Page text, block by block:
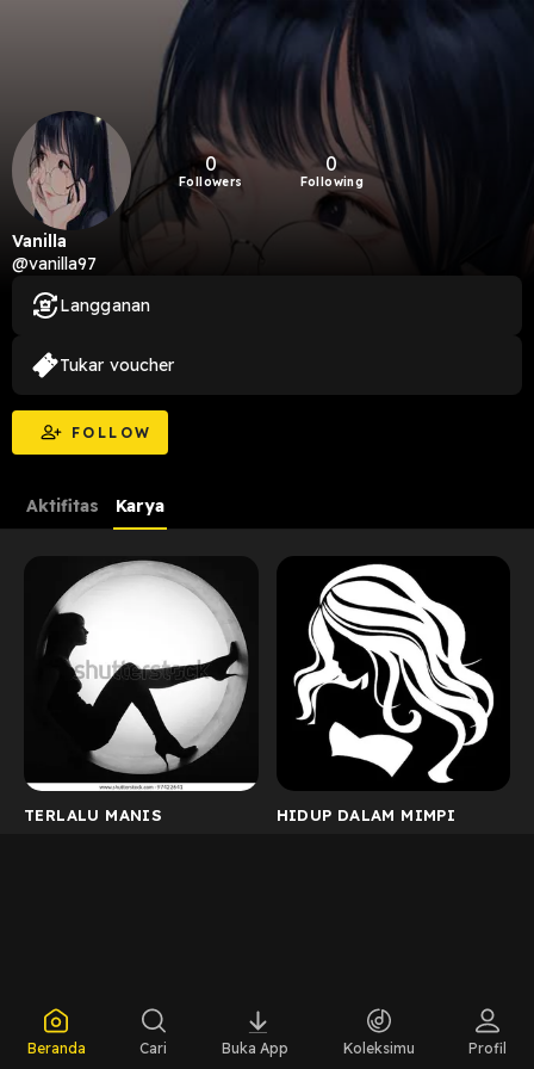
0
Followers
0
Following
Vanilla
@vanilla97
FOLLOW
Langganan
Tukar voucher
Aktifitas Karya
TERLALU MANIS HIDUP DALAM MIMPI
Beranda Cari Buka App Koleksimu Profil